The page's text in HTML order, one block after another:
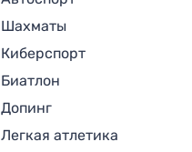
Шахматы
Киберспорт
Биатлон
Допинг
Легкая атлетика